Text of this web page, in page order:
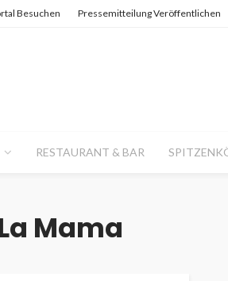
Besuchen Pressemitteilung Veröffentlichen
RESTAURANT & BAR
Mama